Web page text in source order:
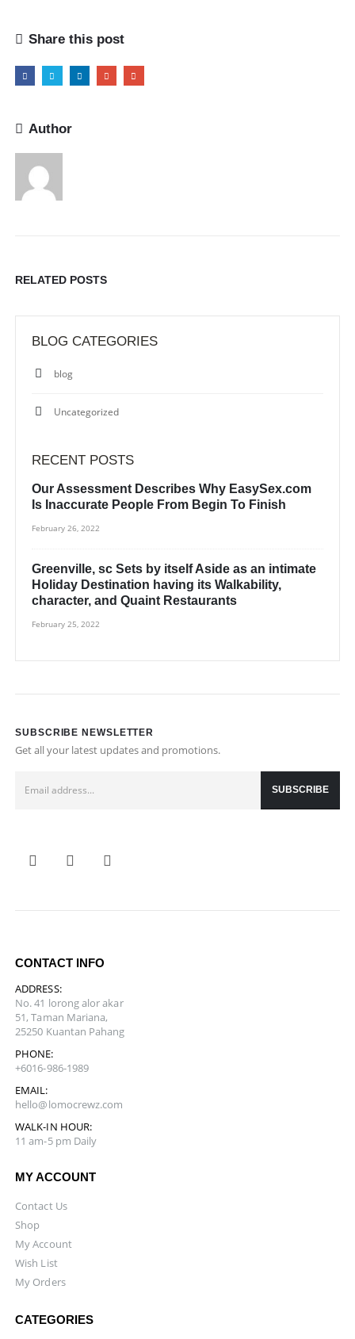
Share this post
Author
RELATED POSTS
BLOG CATEGORIES
blog
Uncategorized
RECENT POSTS
Our Assessment Describes Why EasySex.com
Is Inaccurate People From Begin To Finish
February 26, 2022
Greenville, sc Sets by itself Aside as an intimate
Holiday Destination having its Walkability,
character, and Quaint Restaurants
February 25, 2022
SUBSCRIBE NEWSLETTER
Get all your latest updates and promotions.
CONTACT INFO
ADDRESS:
No. 41 lorong alor akar
51, Taman Mariana,
25250 Kuantan Pahang
PHONE:
+6016-986-1989
EMAIL:
hello@lomocrewz.com
WALK-IN HOUR:
11 am-5 pm Daily
MY ACCOUNT
Contact Us
Shop
My Account
Wish List
My Orders
CATEGORIES